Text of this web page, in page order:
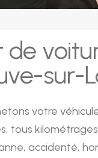
de
sur-
votre
tous
accidenté,